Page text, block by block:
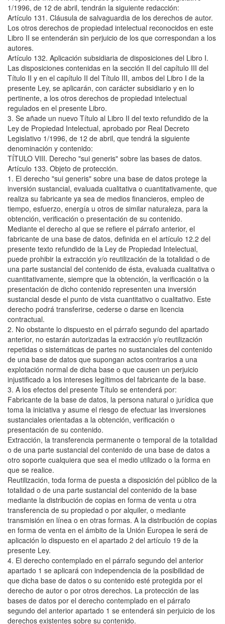
1/1996, de 12 de abril, tendrán la siguiente redacción:
Artículo 131. Cláusula de salvaguardia de los derechos de autor.
Los otros derechos de propiedad intelectual reconocidos en este
Libro II se entenderán sin perjuicio de los que correspondan a los
autores.
Artículo 132. Aplicación subsidiaria de disposiciones del Libro I.
Las disposiciones contenidas en la sección II del capítulo III del
Título II y en el capítulo II del Título III, ambos del Libro I de la
presente Ley, se aplicarán, con carácter subsidiario y en lo
pertinente, a los otros derechos de propiedad intelectual
regulados en el presente Libro.
3. Se añade un nuevo Título al Libro II del texto refundido de la
Ley de Propiedad Intelectual, aprobado por Real Decreto
Legislativo 1/1996, de 12 de abril, que tendrá la siguiente
denominación y contenido:
TÍTULO VIII. Derecho "sui generis" sobre las bases de datos.
Artículo 133. Objeto de protección.
1. El derecho "sui generis" sobre una base de datos protege la
inversión sustancial, evaluada cualitativa o cuantitativamente, que
realiza su fabricante ya sea de medios financieros, empleo de
tiempo, esfuerzo, energía u otros de similar naturaleza, para la
obtención, verificación o presentación de su contenido.
Mediante el derecho al que se refiere el párrafo anterior, el
fabricante de una base de datos, definida en el artículo 12.2 del
presente texto refundido de la Ley de Propiedad Intelectual,
puede prohibir la extracción y/o reutilización de la totalidad o de
una parte sustancial del contenido de ésta, evaluada cualitativa o
cuantitativamente, siempre que la obtención, la verificación o la
presentación de dicho contenido representen una inversión
sustancial desde el punto de vista cuantitativo o cualitativo. Este
derecho podrá transferirse, cederse o darse en licencia
contractual.
2. No obstante lo dispuesto en el párrafo segundo del apartado
anterior, no estarán autorizadas la extracción y/o reutilización
repetidas o sistemáticas de partes no sustanciales del contenido
de una base de datos que supongan actos contrarios a una
explotación normal de dicha base o que causen un perjuicio
injustificado a los intereses legítimos del fabricante de la base.
3. A los efectos del presente Título se entenderá por:
Fabricante de la base de datos, la persona natural o jurídica que
toma la iniciativa y asume el riesgo de efectuar las inversiones
sustanciales orientadas a la obtención, verificación o
presentación de su contenido.
Extracción, la transferencia permanente o temporal de la totalidad
o de una parte sustancial del contenido de una base de datos a
otro soporte cualquiera que sea el medio utilizado o la forma en
que se realice.
Reutilización, toda forma de puesta a disposición del público de la
totalidad o de una parte sustancial del contenido de la base
mediante la distribución de copias en forma de venta u otra
transferencia de su propiedad o por alquiler, o mediante
transmisión en línea o en otras formas. A la distribución de copias
en forma de venta en el ámbito de la Unión Europea le será de
aplicación lo dispuesto en el apartado 2 del artículo 19 de la
presente Ley.
4. El derecho contemplado en el párrafo segundo del anterior
apartado 1 se aplicará con independencia de la posibilidad de
que dicha base de datos o su contenido esté protegida por el
derecho de autor o por otros derechos. La protección de las
bases de datos por el derecho contemplado en el párrafo
segundo del anterior apartado 1 se entenderá sin perjuicio de los
derechos existentes sobre su contenido.